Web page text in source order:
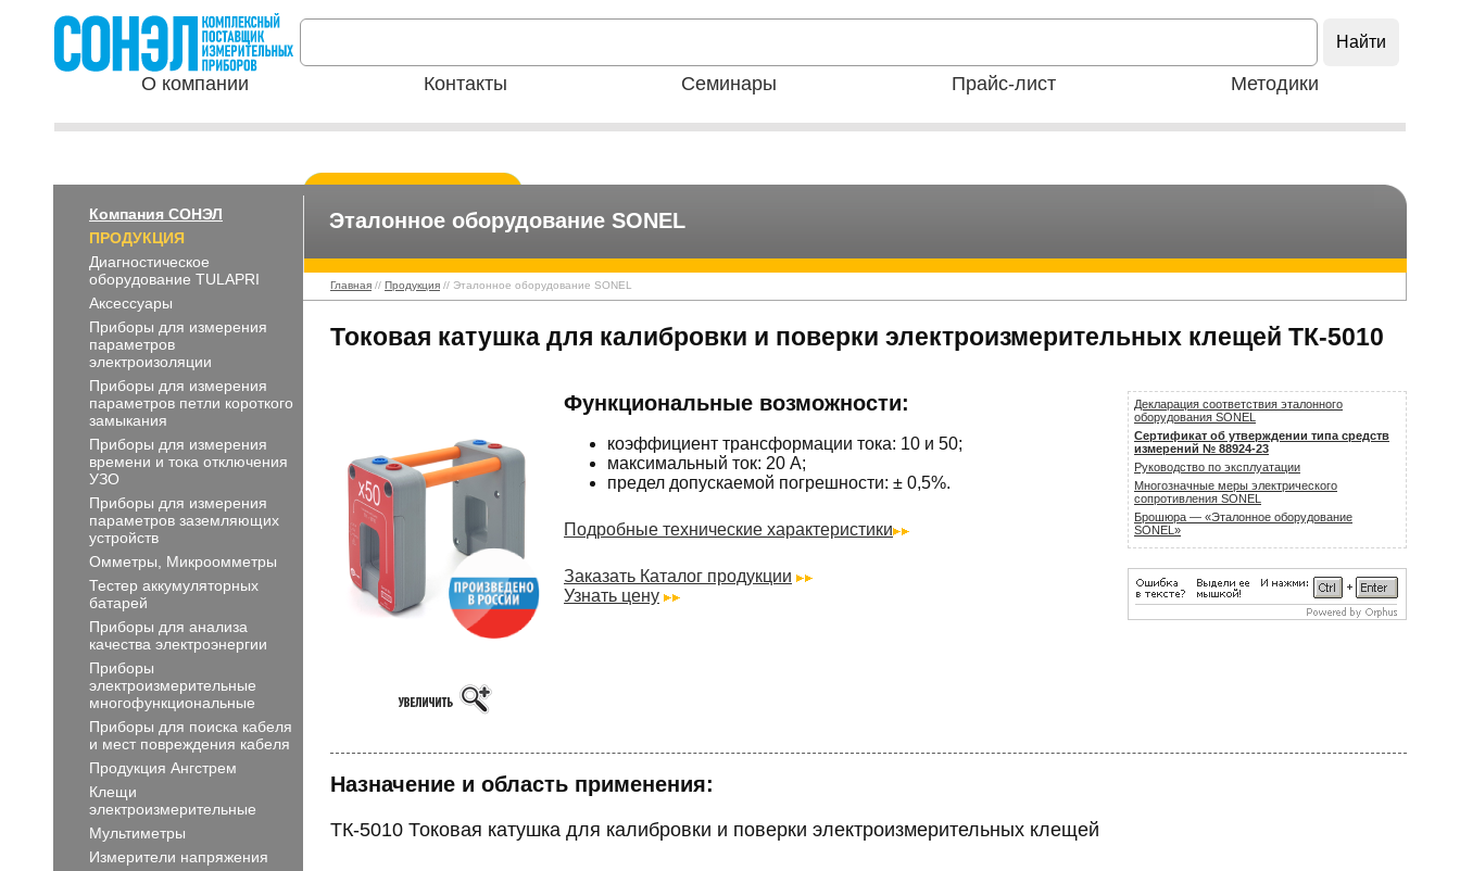
О компании Контакты Семинары Прайс-лист Методики
Компания СОНЭЛ
ПРОДУКЦИЯ
Диагностическое
оборудование TULAPRI
Аксессуары
Приборы для измерения
параметров
электроизоляции
Приборы для измерения
параметров петли короткого
замыкания
Приборы для измерения
времени и тока отключения
УЗО
Приборы для измерения
параметров заземляющих
устройств
Омметры, Микроомметры
Тестер аккумуляторных
батарей
Приборы для анализа
качества электроэнергии
Приборы
электроизмерительные
многофункциональные
Приборы для поиска кабеля
и мест повреждения кабеля
Продукция Ангстрем
Клещи
электроизмерительные
Мультиметры
Измерители напряжения
Эталонное оборудование SONEL
Главная // Продукция // Эталонное оборудование SONEL
Токовая катушка для калибровки и поверки электроизмерительных клещей ТК-5010
Функциональные возможности:
коэффициент трансформации тока: 10 и 50;
максимальный ток: 20 А;
предел допускаемой погрешности: ± 0,5%.
Подробные технические характеристики
Заказать Каталог продукции
Узнать цену
Декларация соответствия эталонного
оборудования SONEL
Сертификат об утверждении типа средств
измерений № 88924-23
Руководство по эксплуатации
Многозначные меры электрического
сопротивления SONEL
Брошюра — «Эталонное оборудование
SONEL»
Назначение и область применения:
ТК-5010 Токовая катушка для калибровки и поверки электроизмерительных клещей